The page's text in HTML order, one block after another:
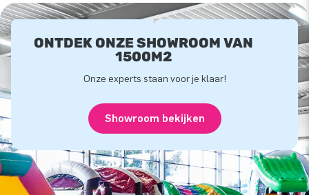
ONTDEK ONZE SHOWROOM VAN
1500M2
Onze experts staan voor je klaar!
Showroom bekijken